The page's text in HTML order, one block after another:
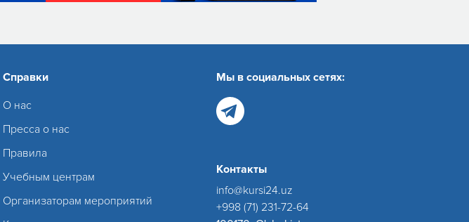
Справки
О нас
Пресса о нас
Правила
Учебным центрам
Организаторам мероприятий
Мы в социальных сетях:
Контакты
info@kursi24.uz
+998 (71) 231-72-64